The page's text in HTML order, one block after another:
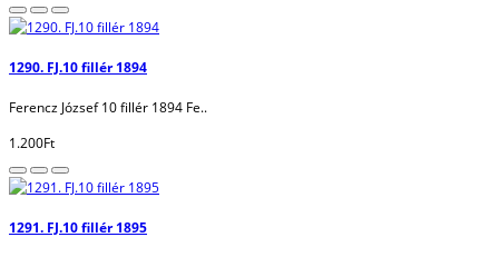
1290. FJ.10 fillér 1894
Ferencz József 10 fillér 1894 Fe..
1.200Ft
1291. FJ.10 fillér 1895